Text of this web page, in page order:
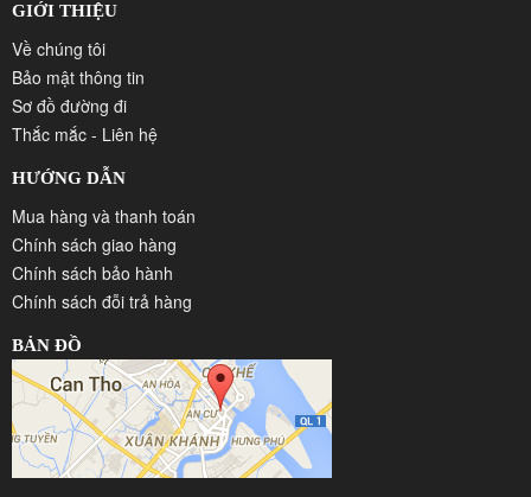
GIỚI THIỆU
Về chúng tôi
Bảo mật thông tin
Sơ đồ đường đi
Thắc mắc - Liên hệ
HƯỚNG DẪN
Mua hàng và thanh toán
Chính sách giao hàng
Chính sách bảo hành
Chính sách đỗi trả hàng
BẢN ĐỒ